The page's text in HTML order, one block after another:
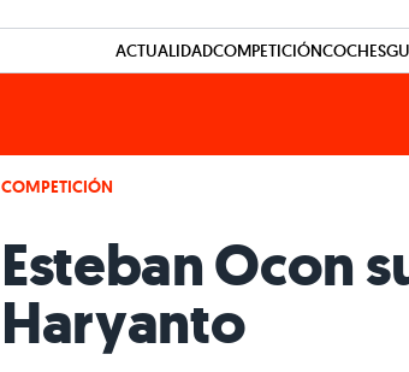
ACTUALIDADCOMPETICIÓNCOCHES
COMPETICIÓN
Esteban Ocon
Haryanto